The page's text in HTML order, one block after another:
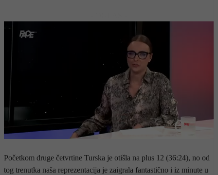
Početkom druge četvrtine Turska je otišla na plus 12 (36:24), no od
tog trenutka naša reprezentacija je zaigrala fantastično i iz minute u